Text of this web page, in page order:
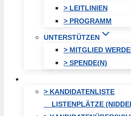
> LEITLINIEN
> PROGRAMM
UNTERSTÜTZEN
> MITGLIED
> SPENDE(N)
> KANDIDATENLISTE
LISTENPLÄTZE